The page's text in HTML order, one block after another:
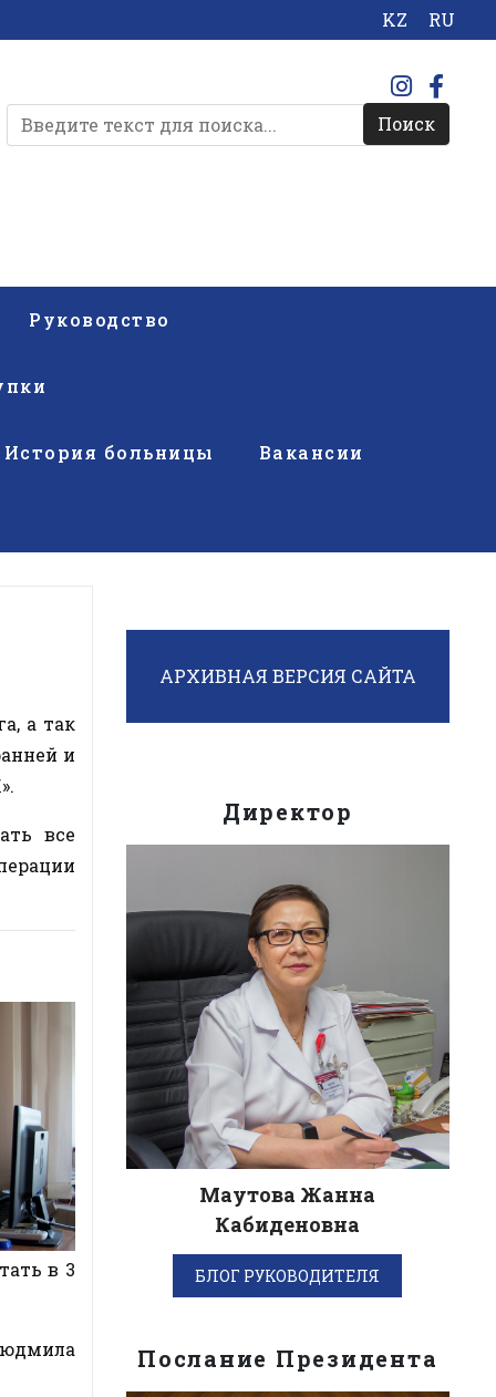
KZ RU
Поиск
Руководство
История больницы Вакансии
а так
и
все
в 3
АРХИВНАЯ ВЕРСИЯ САЙТА
Директор
Маутова Жанна
Кабиденовна
БЛОГ РУКОВОДИТЕЛЯ
Послание Президента